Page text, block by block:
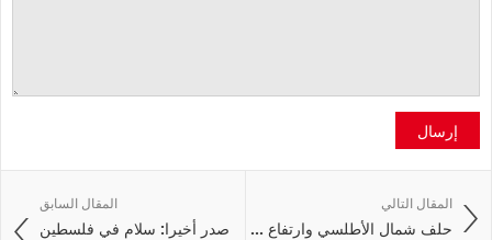
إرسال
المقال السابق
صدر أخيرا: سلام في فلسطين
المقال التالي
حلف شمال الأطلسي وارتفاع ...